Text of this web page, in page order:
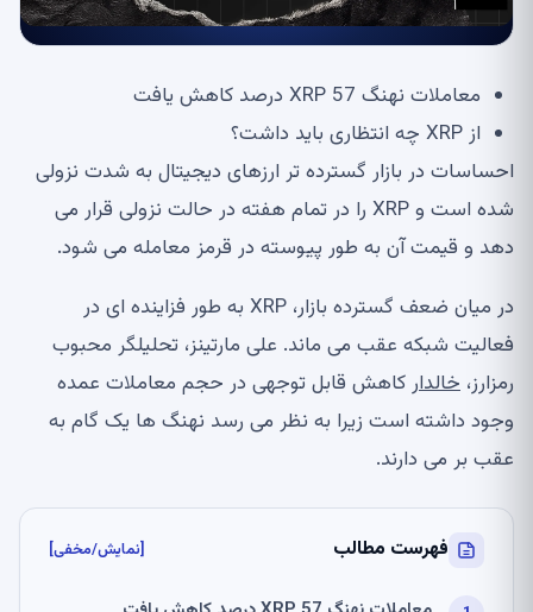
معاملات نهنگ XRP 57 درصد کاهش یافت
از XRP چه انتظاری باید داشت؟
احساسات در بازار گسترده تر ارزهای دیجیتال به شدت نزولی
شده است و XRP را در تمام هفته در حالت نزولی قرار می
دهد و قیمت آن به طور پیوسته در قرمز معامله می شود.
در میان ضعف گسترده بازار، XRP به طور فزاینده ای در
فعالیت شبکه عقب می ماند. علی مارتینز، تحلیلگر محبوب
رمزارز، خالدار کاهش قابل توجهی در حجم معاملات عمده
وجود داشته است زیرا به نظر می رسد نهنگ ها یک گام به
عقب بر می دارند.
فهرست مطالب [نمایش/مخفی]